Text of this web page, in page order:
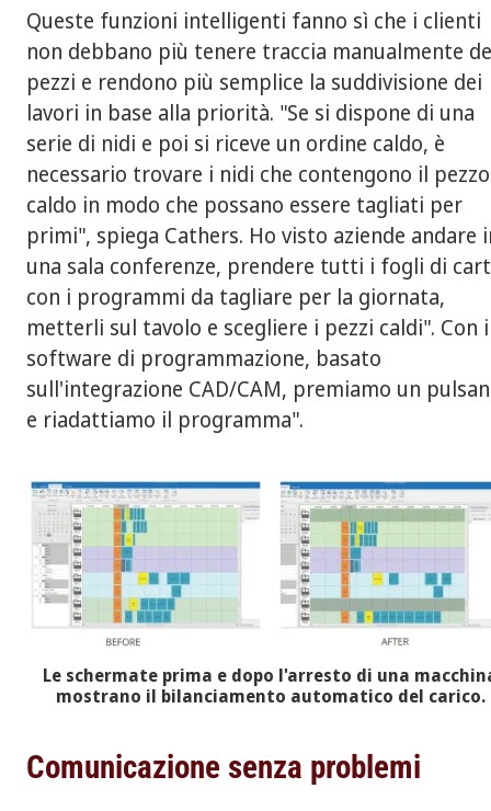
Queste funzioni intelligenti fanno sì che i clienti
non debbano più tenere traccia manualmente
pezzi e rendono più semplice la suddivisione dei
lavori in base alla priorità. "Se si dispone di una
serie di nidi e poi si riceve un ordine caldo, è
necessario trovare i nidi che contengono il pezzo
caldo in modo che possano essere tagliati per
primi", spiega Cathers. Ho visto aziende andare
una sala conferenze, prendere tutti i fogli di
con i programmi da tagliare per la giornata,
metterli sul tavolo e scegliere i pezzi caldi". Con
software di programmazione, basato
sull'integrazione CAD/CAM, premiamo un
e riadattiamo il programma".
Le schermate prima e dopo l'arresto di una
mostrano il bilanciamento automatico del carico.
Comunicazione senza problemi